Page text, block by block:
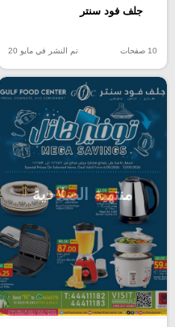
جلف فود سنتر
10 صفحات تم النشر في مايو 20
منتهية الصلاحية